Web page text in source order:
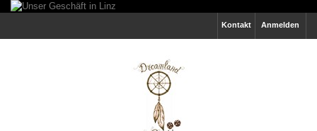
Anmelden
Kontakt